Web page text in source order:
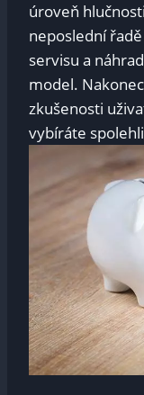
úroveň
neposlední
servisu a
model.
zkušenosti
vybíráte